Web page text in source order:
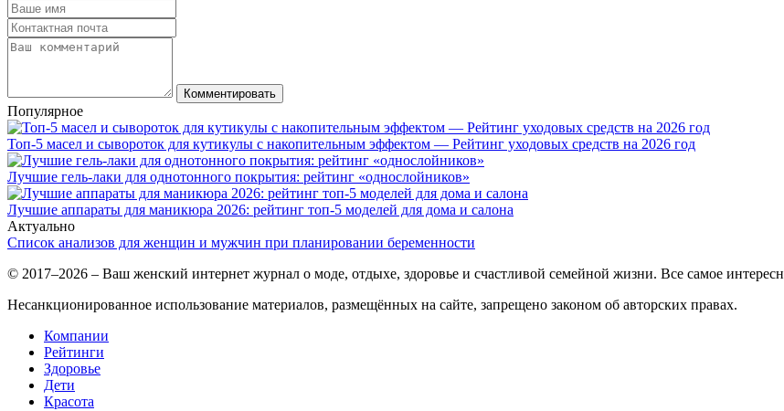
Комментировать
Популярное
Топ-5 масел и сывороток для кутикулы с накопительным эффектом — Рейтинг уходовых средств на 2026 год
Лучшие гель-лаки для однотонного покрытия: рейтинг «однослойников»
Лучшие аппараты для маникюра 2026: рейтинг топ-5 моделей для дома и салона
Актуально
Список анализов для женщин и мужчин при планировании беременности
© 2017–2026 – Ваш женский интернет журнал о моде, отдыхе, здоровье и счастливой семейной жизни. Все самое
Несанкционированное использование материалов, размещённых на сайте, запрещено законом об авторских правах.
Компании
Рейтинги
Здоровье
Дети
Красота